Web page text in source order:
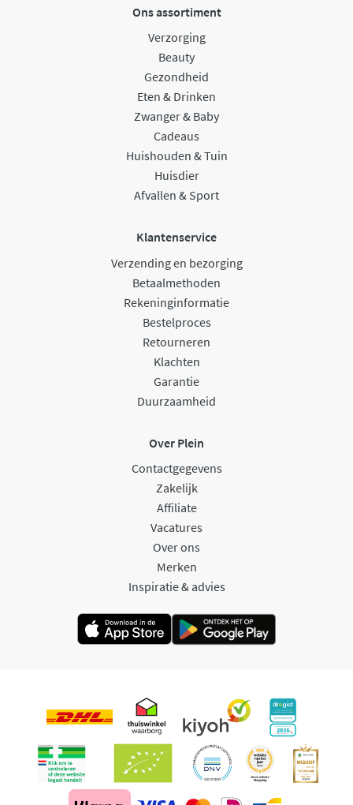
Ons assortiment
Verzorging
Beauty
Gezondheid
Eten & Drinken
Zwanger & Baby
Cadeaus
Huishouden & Tuin
Huisdier
Afvallen & Sport
Klantenservice
Verzending en bezorging
Betaalmethoden
Rekeninginformatie
Bestelproces
Retourneren
Klachten
Garantie
Duurzaamheid
Over Plein
Contactgegevens
Zakelijk
Affiliate
Vacatures
Over ons
Merken
Inspiratie & advies